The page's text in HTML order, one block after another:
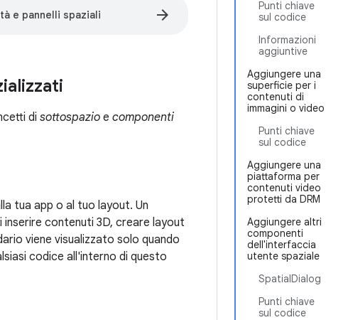
Punti chiave
sul codice
Informazioni
aggiuntive
Aggiungere una
superficie per i
contenuti di
immagini o video
Punti chiave
sul codice
Aggiungere una
piattaforma per
contenuti video
protetti da DRM
Aggiungere altri
componenti
dell'interfaccia
utente spaziale
SpatialDialog
Punti chiave
sul codice
e pannelli spaziali arrow_forward
di sottospazio e componenti
tua app o al tuo layout. Un
contenuti 3D, creare layout
viene visualizzato solo quando
codice all'interno di questo